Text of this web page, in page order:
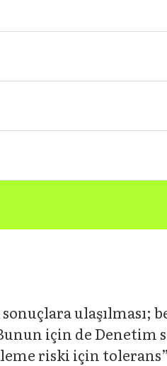
ulaşılması;
için de Denetim
riski için